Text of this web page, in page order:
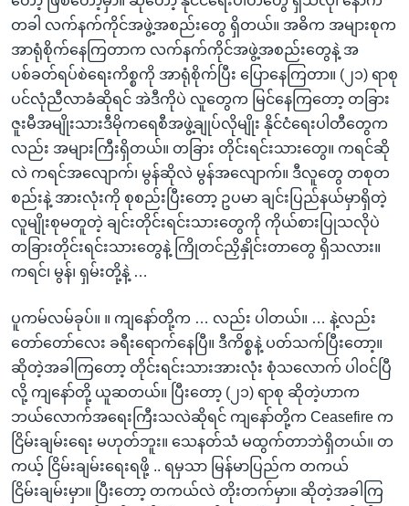
တခါ လက်နက်ကိုင်အဖွဲ့အစည်းတွေ ရှိတယ်။ အဓိက အများစုက
အာရုံစိုက်နေကြတာက လက်နက်ကိုင်အဖွဲ့အစည်းတွေနဲ့ အ
ပစ်ခတ်ရပ်စဲရေးကိစ္စကို အာရုံစိုက်ပြီး ပြောနေကြတာ။ (၂၁) ရာစု
ပင်လုံညီလာခံဆိုရင် အဲဒီကိုပဲ လူတွေက မြင်နေကြတော့ တခြား
ဇူးမီအမျိုးသားဒီမိုကရေစီအဖွဲ့ချုပ်လိုမျိုး နိုင်ငံရေးပါတီတွေက
လည်း အများကြီးရှိတယ်။ တခြား တိုင်းရင်းသားတွေ။ ကရင်ဆို
လဲ ကရင်အလျောက်၊ မွန်ဆိုလဲ မွန်အလျောက်။ ဒီလူတွေ တစုတ
စည်းနဲ့ အားလုံးကို စုစည်းပြီးတော့ ဥပမာ ချင်းပြည်နယ်မှာရှိတဲ့
လူမျိုးစုမတူတဲ့ ချင်းတိုင်းရင်းသားတွေကို ကိုယ်စားပြုသလိုပဲ
တခြားတိုင်းရင်းသားတွေနဲ့ ကြိုတင်ညှိနှိုင်းတာတွေ ရှိသလား။
ကရင်၊ မွန်၊ ရှမ်းတို့နဲ့ …
ပူကမ်လမ်ခုပ်။ ။ ကျနော်တို့က … လည်း ပါတယ်။ … နဲ့လည်း
တော်တော်လေး ခရီးရောက်နေပြီ။ ဒီကိစ္စနဲ့ ပတ်သက်ပြီးတော့။
ဆိုတဲ့အခါကြတော့ တိုင်းရင်းသားအားလုံး စုံသလောက် ပါဝင်ပြီ
လို့ ကျနော်တို့ ယူဆတယ်။ ပြီးတော့ (၂၁) ရာစု ဆိုတဲ့ဟာက
ဘယ်လောက်အရေးကြီးသလဲဆိုရင် ကျနော်တို့က Ceasefire က
ငြိမ်းချမ်းရေး မဟုတ်ဘူး။ သေနတ်သံ မထွက်တာဘဲရှိတယ်။ တ
ကယ့် ငြိမ်းချမ်းရေးရဖို့ .. ရမှသာ မြန်မာပြည်က တကယ်
ငြိမ်းချမ်းမှာ။ ပြီးတော့ တကယ်လဲ တိုးတက်မှာ။ ဆိုတဲ့အခါကြ